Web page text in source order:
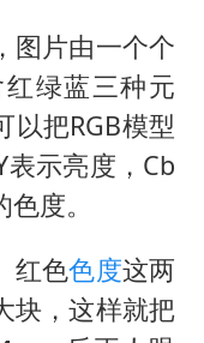
图片由一个个
绿蓝三种元
以把RGB模型
表示亮度，Cb
度。
红色色度这两
块，这样就把